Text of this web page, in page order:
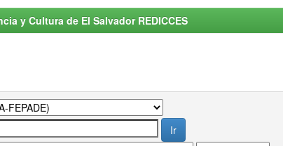
y Cultura de El Salvador REDICCES